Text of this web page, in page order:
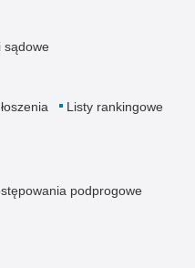
sądowe
Listy rankingowe
podprogowe